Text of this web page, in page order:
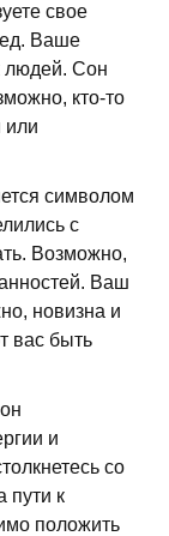
свое
Ваше
людей. Сон
кто-то
или
символом
с
Возможно,
Ваш
новизна и
вас быть
и
со
пути к
положить